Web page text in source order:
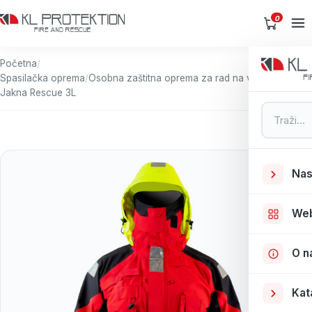
0
Pretraga
O
Početna/
Spasilačka oprema/Osobna zaštitna oprema za rad na vodi
Jakna Rescue 3L